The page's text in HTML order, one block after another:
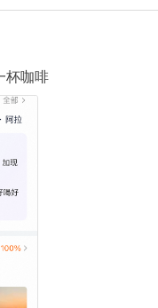
杯咖啡